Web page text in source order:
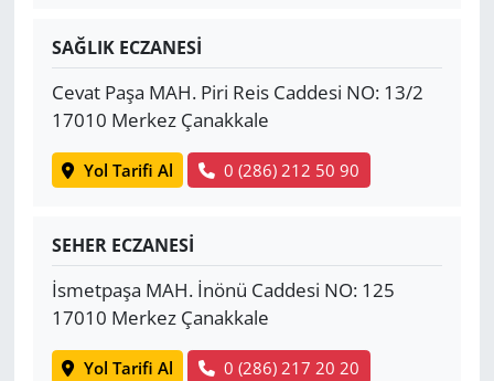
SAĞLIK ECZANESİ
Cevat Paşa MAH. Piri Reis Caddesi NO: 13/2
17010 Merkez Çanakkale
Yol Tarifi Al 0 (286) 212 50 90
SEHER ECZANESİ
İsmetpaşa MAH. İnönü Caddesi NO: 125
17010 Merkez Çanakkale
Yol Tarifi Al 0 (286) 217 20 20